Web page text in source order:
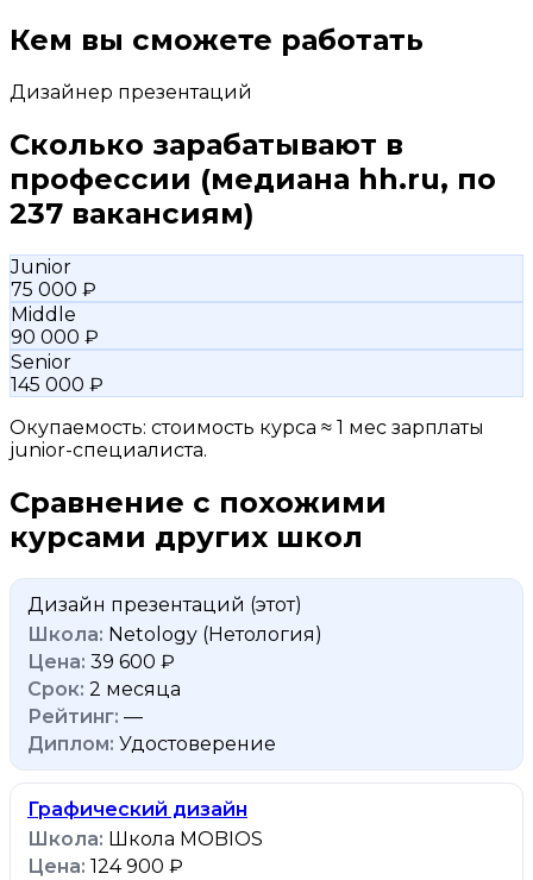
Кем вы сможете работать
Дизайнер презентаций
Сколько зарабатывают в
профессии (медиана hh.ru, по
237 вакансиям)
Junior
75 000 ₽
Middle
90 000 ₽
Senior
145 000 ₽
Окупаемость: стоимость курса ≈ 1 мес зарплаты
junior-специалиста.
Сравнение с похожими
курсами других школ
Дизайн презентаций (этот)
Netology (Нетология)
39 600 ₽
2 месяца
—
Удостоверение
Графический дизайн
Школа MOBIOS
124 900 ₽